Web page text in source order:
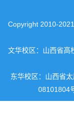
Copyright 2010-
文华校区：山西省高
东华校区：山西省
08101804